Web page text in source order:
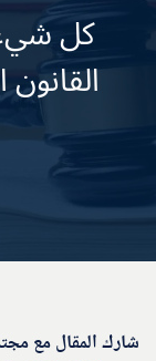
كل
شارك المقال مع